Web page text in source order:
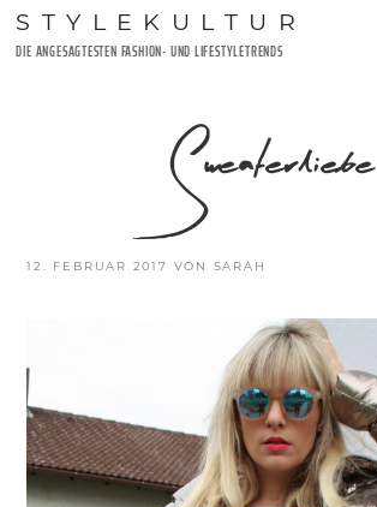
Zum
Inhalt
STYLEKULTUR
DIE ANGESAGTESTEN FASHION- UND LIFESTYLETRENDS
VERÖFFENTLICHT
12. FEBRUAR 2017 VON SARAH
Sweaterliebe